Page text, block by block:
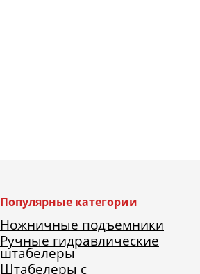
Популярные категории
Ножничные подъемники
Ручные гидравлические
штабелеры
Штабелеры с